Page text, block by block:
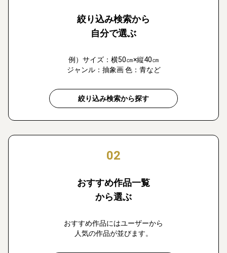
絞り込み検索から
自分で選ぶ
例）サイズ：横50㎝×縦40㎝
ジャンル：抽象画 色：青など
絞り込み検索から探す
02
おすすめ作品一覧
から選ぶ
おすすめ作品にはユーザーから
人気の作品が並びます。